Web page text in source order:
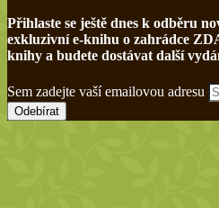
Přihlaste se ještě dnes k odběru
exkluzivní e-knihu o zahrádce
knihy a budete dostávat další
Sem zadejte vaší emailovou adresu